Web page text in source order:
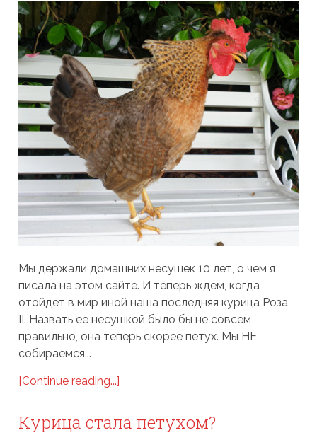
Мы держали домашних несушек 10 лет, о чем я
писала на этом сайте. И теперь ждем, когда
отойдет в мир иной наша последняя курица Роза
II. Назвать ее несушкой было бы не совсем
правильно, она теперь скорее петух. Мы НЕ
собираемся...
[Continue reading...]
Курица стала петухом?